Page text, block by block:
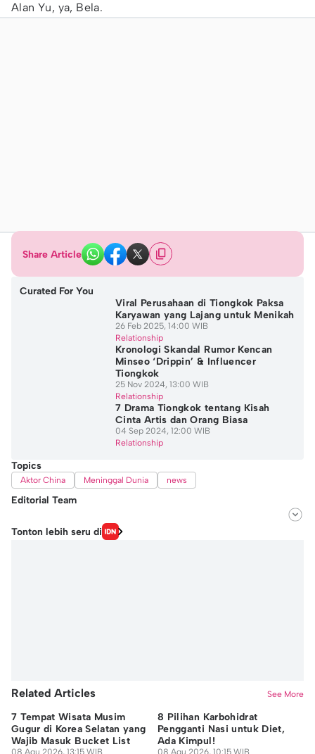
Alan Yu, ya, Bela.
Share Article
Curated For You
Viral Perusahaan di Tiongkok Paksa
Karyawan yang Lajang untuk Menikah
26 Feb 2025, 14:00 WIB
Relationship
Kronologi Skandal Rumor Kencan
Minseo ‘Drippin’ & Influencer
Tiongkok
25 Nov 2024, 13:00 WIB
Relationship
7 Drama Tiongkok tentang Kisah
Cinta Artis dan Orang Biasa
04 Sep 2024, 12:00 WIB
Relationship
Topics
Aktor China Meninggal Dunia news
Editorial Team
Editor
Tonton lebih seru di
Related Articles See More
7 Tempat Wisata Musim
Gugur di Korea Selatan yang
Wajib Masuk Bucket List
08 Agu 2026, 13:15 WIB
8 Pilihan Karbohidrat
Pengganti Nasi untuk Diet,
Ada Kimpul!
08 Agu 2026, 10:15 WIB